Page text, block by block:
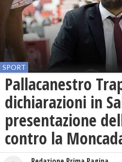
SPORT
Pallacanestro
dichiarazioni in
presentazione
contro la